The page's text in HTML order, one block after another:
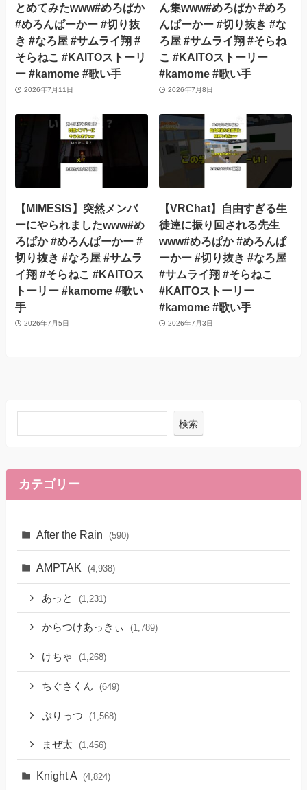
とめてみたwww#めろぱか
#めろんぱーかー #切り抜
き #なろ屋 #サムライ翔 #
そらねこ #KAITOストーリ
ー #kamome #歌い手
2026年7月11日
ん集www#めろぱか #めろ
んぱーかー #切り抜き #な
ろ屋 #サムライ翔 #そらね
こ #KAITOストーリー
#kamome #歌い手
2026年7月8日
【MIMESIS】突然メンバ
ーにやられましたwww#め
ろぱか #めろんぱーかー #
切り抜き #なろ屋 #サムラ
イ翔 #そらねこ #KAITOス
トーリー #kamome #歌い
手
2026年7月5日
【VRChat】自由すぎる生
徒達に振り回される先生
www#めろぱか #めろんぱ
ーかー #切り抜き #なろ屋
#サムライ翔 #そらねこ
#KAITOストーリー
#kamome #歌い手
2026年7月3日
検索
カテゴリー
After the Rain (590)
AMPTAK (4,938)
あっと (1,231)
からつけあっきぃ (1,789)
けちゃ (1,268)
ちぐさくん (649)
ぷりっつ (1,568)
まぜ太 (1,456)
Knight A (4,824)